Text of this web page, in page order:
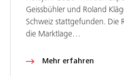
Geissbühler und Roland
Schweiz stattgefunden. Die
die Marktlage…
Mehr erfahren